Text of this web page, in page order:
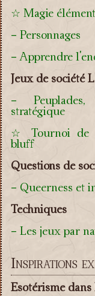
☆ Magie
- Personnages
- Apprendre
Jeux de société
-
stratégique
☆ Tournoi de
bluff
Questions de
- Queerness et
Techniques
- Les jeux par
Inspirations
Esotérisme